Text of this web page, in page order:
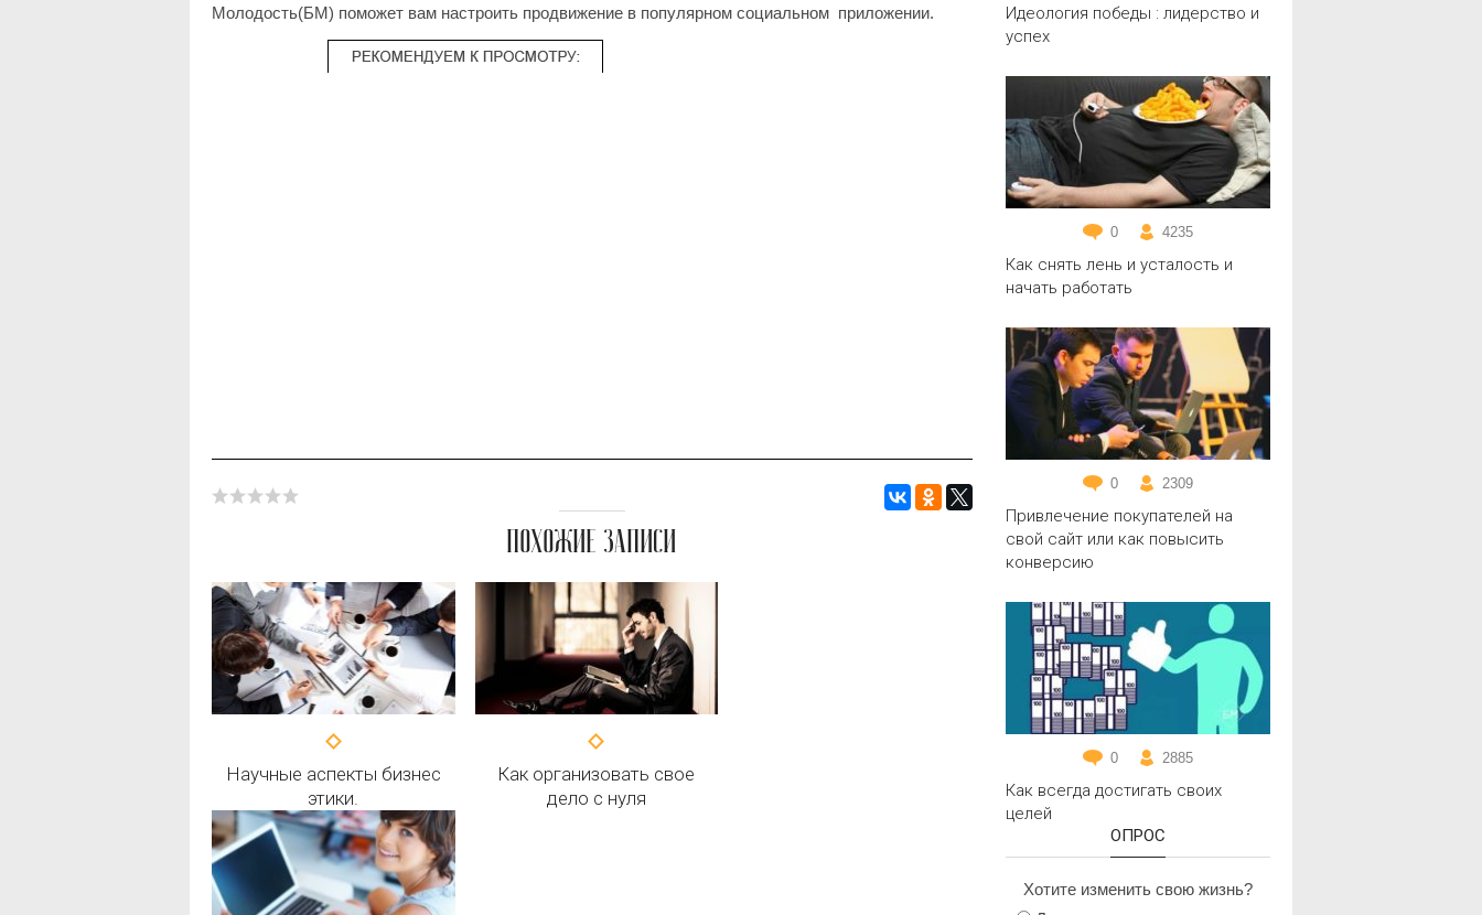
Молодость(БМ) поможет вам настроить продвижение в популярном социальном приложении.
ПОХОЖИЕ ЗАПИСИ
Научные аспекты бизнес
этики.
Как организовать свое
дело с нуля
Идеология победы : лидерство и
успех
0 4235
Как снять лень и усталость и
начать работать
0 2309
Привлечение покупателей на
свой сайт или как повысить
конверсию
0 2885
Как всегда достигать своих
целей
ОПРОС
Хотите изменить свою жизнь?